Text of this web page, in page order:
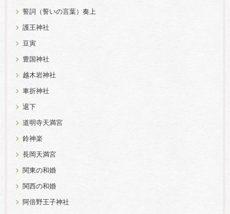
誓詞（誓いの言葉）奏上
護王神社
豆寅
豊国神社
越木岩神社
車折神社
退下
道明寺天満宮
鈴神楽
長岡天満宮
関東の和婚
関西の和婚
阿倍野王子神社